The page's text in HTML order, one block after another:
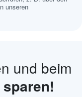
unseren
und beim